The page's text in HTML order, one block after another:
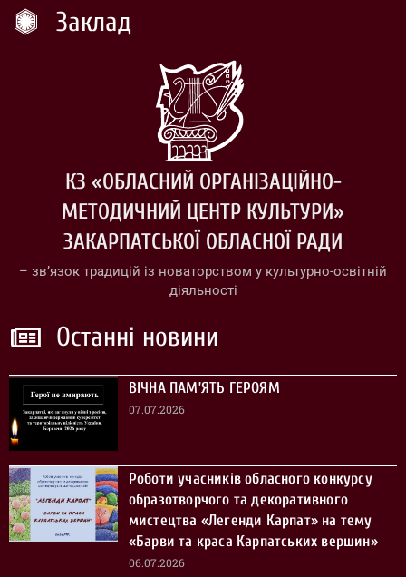
Заклад
КЗ «ОБЛАСНИЙ ОРГАНІЗАЦІЙНО-
МЕТОДИЧНИЙ ЦЕНТР КУЛЬТУРИ»
ЗАКАРПАТСЬКОЇ ОБЛАСНОЇ РАДИ
– зв’язок традицій із новаторством у культурно-освітній
діяльності
Останні новини
ВІЧНА ПАМ’ЯТЬ ГЕРОЯМ
07.07.2026
Роботи учасників обласного конкурсу
образотворчого та декоративного
мистецтва «Легенди Карпат» на тему
«Барви та краса Карпатських вершин»
06.07.2026